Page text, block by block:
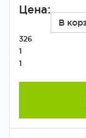
Цена:
В
326
1
1